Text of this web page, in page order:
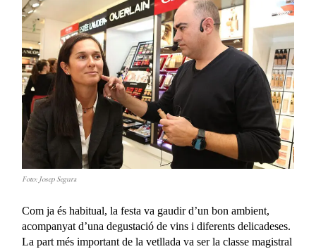
Foto: Josep Segura
Com ja és habitual, la festa va gaudir d’un bon ambient,
acompanyat d’una degustació de vins i diferents delicadeses.
La part més important de la vetllada va ser la classe magistral